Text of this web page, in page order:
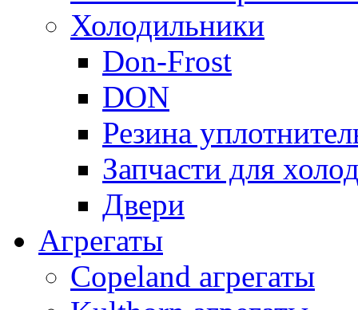
Холодильники
Don-Frost
DON
Резина
Запчасти для
Двери
Агрегаты
Copeland агрегаты